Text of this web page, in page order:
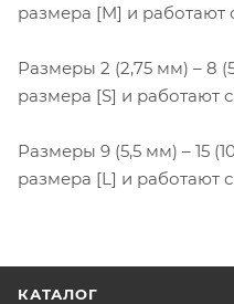
размера [M] и
Размеры 2 (2,75 мм) – 8
размера [S] и работают
Размеры 9 (5,5 мм) – 15
размера [L] и работают
КАТАЛОГ